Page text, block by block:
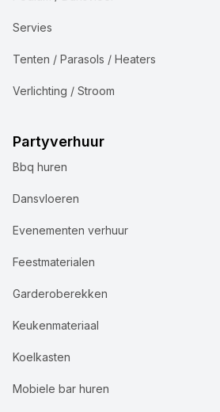
Servies
Tenten / Parasols / Heaters
Verlichting / Stroom
Partyverhuur
Bbq huren
Dansvloeren
Evenementen verhuur
Feestmaterialen
Garderoberekken
Keukenmateriaal
Koelkasten
Mobiele bar huren